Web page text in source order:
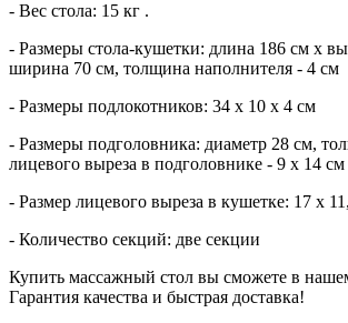
- Вес стола: 15 кг .
- Размеры стола-кушетки: длина 186 см х
ширина 70 см, толщина наполнителя - 4 см
- Размеры подлокотников: 34 х 10 х 4 см
- Размеры подголовника: диаметр 28 см,
лицевого выреза в подголовнике - 9 х 14 см
- Размер лицевого выреза в кушетке: 17 х
- Количество секций: две секции
Купить массажный стол вы сможете в
Гарантия качества и быстрая доставка!